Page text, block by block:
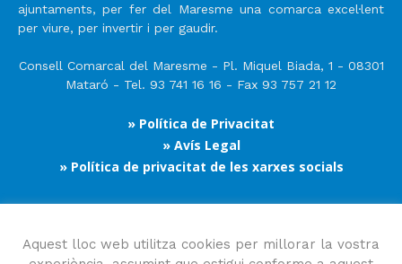
ajuntaments, per fer del Maresme una comarca excel·lent
per viure, per invertir i per gaudir.
Consell Comarcal del Maresme - Pl. Miquel Biada, 1 - 08301
Mataró - Tel. 93 741 16 16 - Fax 93 757 21 12
» Política de Privacitat
» Avís Legal
» Política de privacitat de les xarxes socials
Segueix-nos
Aquest lloc web utilitza cookies per millorar la vostra